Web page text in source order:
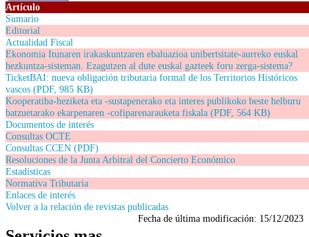
Artículo
Sumario
Editorial
Actualidad Fiscal
Ekonomia Itunaren irakaskuntzaren ebaluazioa unibertsitate-aurreko euskal
hezkuntza-sisteman. Ezagutzen al dute euskal gazteek foru zerga-sistema?
TicketBAI: nueva obligación tributaria formal de los Territorios Históricos
vascos (PDF, 985 KB)
Kooperatiba-heziketa eta -sustapenerako eta interes publikoko beste helburu
batzuetarako ekarpenaren -cofiparenarauketa fiskala (PDF, 564 KB)
Documentos de interés
Consultas OCTE
Consultas CCEN (PDF)
Resoluciones de la Junta Arbitral del Concierto Económico
Estadísticas
Normativa Tributaria
Enlaces de interés
Volver a la relación de revistas publicadas
Fecha de última modificación: 15/12/2023